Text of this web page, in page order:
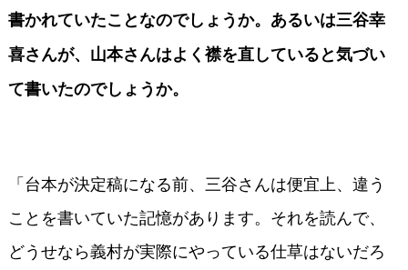
書かれていたことなのでしょうか。あるいは三谷幸
喜さんが、山本さんはよく襟を直していると気づい
て書いたのでしょうか。
「台本が決定稿になる前、三谷さんは便宜上、違う
ことを書いていた記憶があります。それを読んで、
どうせなら義村が実際にやっている仕草はないだろ